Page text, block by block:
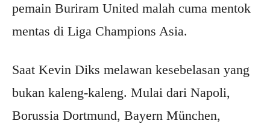
pemain Buriram United malah cuma mentok
mentas di Liga Champions Asia.
Saat Kevin Diks melawan kesebelasan yang
bukan kaleng-kaleng. Mulai dari Napoli,
Borussia Dortmund, Bayern München,